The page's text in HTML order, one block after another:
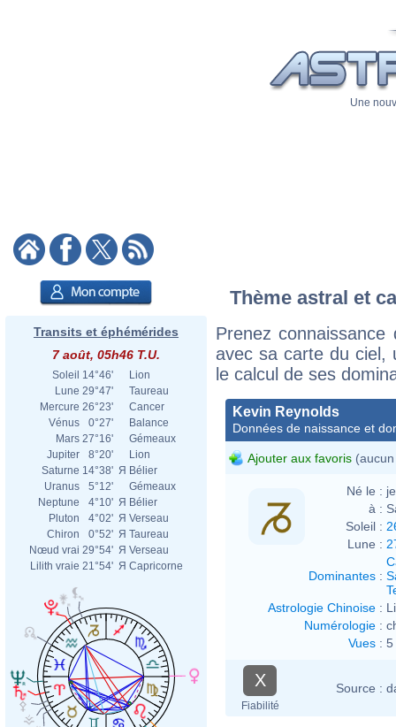
Une
Transits et éphémérides
7 août, 05h46 T.U.
Soleil 14°46'
Lion
Lune 29°47'
Taureau
Mercure 26°23'
Cancer
Vénus
0°27'
Balance
Mars 27°16'
Gémeaux
Jupiter
8°20'
Lion
Saturne 14°38' Я Bélier
Uranus
5°12'
Gémeaux
Neptune
4°10' Я Bélier
Pluton
4°02' Я Verseau
Chiron
0°52' Я Taureau
Nœud vrai 29°54' Я Verseau
Lilith vraie 21°54' Я Capricorne
Thème astral et
Prenez
avec sa carte du ciel,
le calcul de ses
Kevin Reynolds
Données de naissance et
Ajouter aux favoris
Né le :
à :
Soleil :
Lune :
Dominantes :
Astrologie Chinoise :
Numérologie :
Vues : 5
X
Fiabilité
Source :